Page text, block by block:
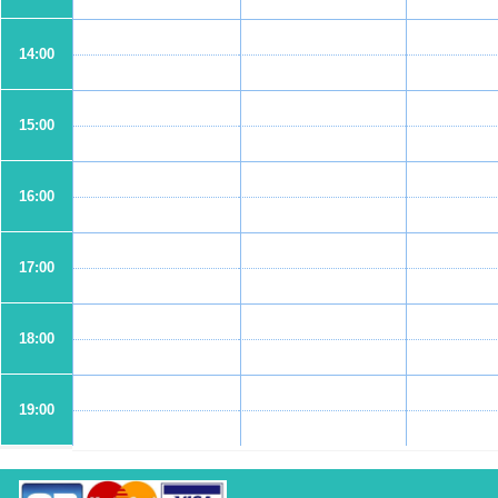
14:00
15:00
16:00
17:00
18:00
19:00